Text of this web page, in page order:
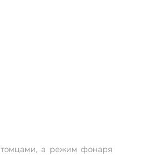
а режим фонаря